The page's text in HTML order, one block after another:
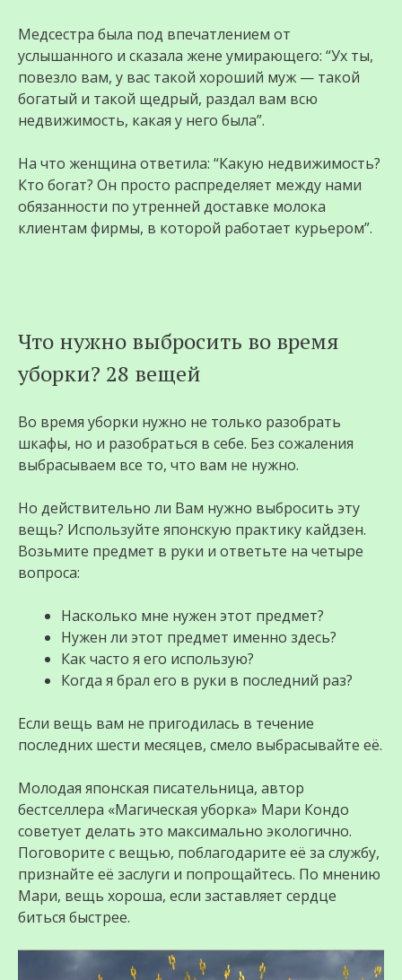
Медсестра была под впечатлением от
услышанного и сказала жене умирающего: “Ух ты,
повезло вам, у вас такой хороший муж — такой
богатый и такой щедрый, раздал вам всю
недвижимость, какая у него была”.
На что женщина ответила: “Какую недвижимость?
Кто богат? Он просто распределяет между нами
обязанности по утренней доставке молока
клиентам фирмы, в которой работает курьером”.
Что нужно выбросить во время
уборки? 28 вещей
Во время уборки нужно не только разобрать
шкафы, но и разобраться в себе. Без сожаления
выбрасываем все то, что вам не нужно.
Но действительно ли Вам нужно выбросить эту
вещь? Используйте японскую практику кайдзен.
Возьмите предмет в руки и ответьте на четыре
вопроса:
Насколько мне нужен этот предмет?
Нужен ли этот предмет именно здесь?
Как часто я его использую?
Когда я брал его в руки в последний раз?
Если вещь вам не пригодилась в течение
последних шести месяцев, смело выбрасывайте её.
Молодая японская писательница, автор
бестселлера «Магическая уборка» Мари Кондо
советует делать это максимально экологично.
Поговорите с вещью, поблагодарите её за службу,
признайте её заслуги и попрощайтесь. По мнению
Мари, вещь хороша, если заставляет сердце
биться быстрее.